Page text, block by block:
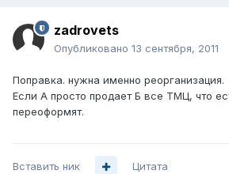
zadrovets
Опубликовано 13 сентября, 2011
Поправка. нужна именно реорганизация.
Если А просто продает Б все ТМЦ, что
переоформят.
Вставить ник Цитата